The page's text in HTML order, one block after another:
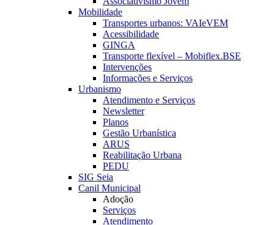
Mobilidade
Transportes urbanos: VAIeVEM
Acessibilidade
GINGA
Transporte flexível – Mobiflex.BSE
Intervenções
Informações e Serviços
Urbanismo
Atendimento e Serviços
Newsletter
Planos
Gestão Urbanística
ARUS
Reabilitação Urbana
PEDU
SIG Seia
Canil Municipal
Adoção
Serviços
Atendimento